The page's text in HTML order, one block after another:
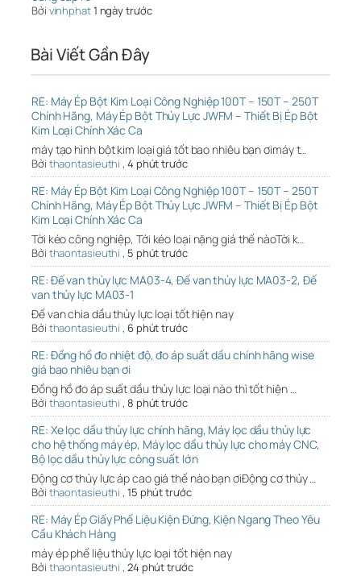
Bởi vinhphat1 ngày trước
Bài Viết Gần Đây
RE: Máy Ép Bột Kim Loại Công Nghiệp 100T – 150T – 250T
Chính Hãng, Máy Ép Bột Thủy Lực JWFM – Thiết Bị Ép Bột
Kim Loại Chính Xác Ca
máy tạo hình bột kim loại giá tốt bao nhiêu bạn ơimáy t…
Bởi thaontasieuthi , 4 phút trước
RE: Máy Ép Bột Kim Loại Công Nghiệp 100T – 150T – 250T
Chính Hãng, Máy Ép Bột Thủy Lực JWFM – Thiết Bị Ép Bột
Kim Loại Chính Xác Ca
Tời kéo công nghiệp, Tới kéo loại nặng giá thế nàoTời k…
Bởi thaontasieuthi , 5 phút trước
RE: Đế van thủy lực MA03-4, Đế van thủy lực MA03-2, Đế
van thủy lực MA03-1
Đế van chia dầu thủy lực loại tốt hiện nay
Bởi thaontasieuthi , 6 phút trước
RE: Đồng hồ đo nhiệt độ, đo áp suất dầu chính hãng wise
giá bao nhiêu bạn ơi
Đồng hồ đo áp suất dầu thủy lực loại nào thì tốt hiện …
Bởi thaontasieuthi , 8 phút trước
RE: Xe lọc dầu thủy lực chính hãng, Máy lọc dầu thủy lực
cho hệ thống máy ép, Máy lọc dầu thủy lực cho máy CNC,
Bộ lọc dầu thủy lực công suất lớn
Động cơ thủy lực áp cao giá thế nào bạn ơiĐộng cơ thủy …
Bởi thaontasieuthi , 15 phút trước
RE: Máy Ép Giấy Phế Liệu Kiện Đứng, Kiện Ngang Theo Yêu
Cầu Khách Hàng
máy ép phế liệu thủy lực loại tốt hiện nay
Bởi thaontasieuthi , 24 phút trước